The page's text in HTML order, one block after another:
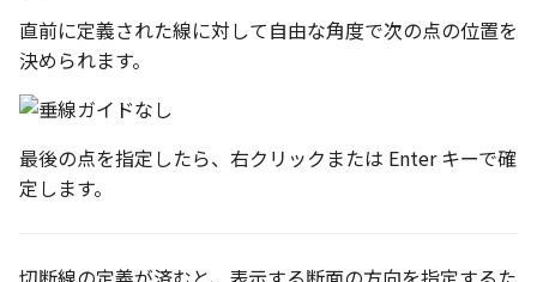
直前に定義された線に対して自由な角度で次の点の位置を
決められます。
最後の点を指定したら、右クリックまたは Enter キーで確
定します。